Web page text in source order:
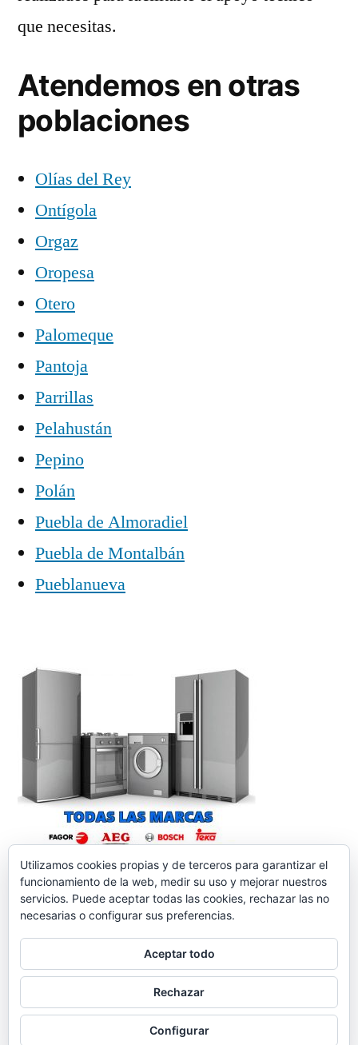
que necesitas.
Atendemos en otras
poblaciones
Olías del Rey
Ontígola
Orgaz
Oropesa
Otero
Palomeque
Pantoja
Parrillas
Pelahustán
Pepino
Polán
Puebla de Almoradiel
Puebla de Montalbán
Pueblanueva
reparacionelectrodomesticos.org,Funciona gracias a
Contacto Aviso legal
cookies
Política de Privacidad
Utilizamos cookies propias y de terceros para garantizar el
funcionamiento de la web, medir su uso y mejorar nuestros
servicios. Puede aceptar todas las cookies, rechazar las no
necesarias o configurar sus preferencias.
Aceptar todo
Rechazar
Configurar